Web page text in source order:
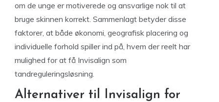
om de unge er motiverede og ansvarlige nok til at
bruge skinnen korrekt. Sammenlagt betyder disse
faktorer, at både økonomi, geografisk placering og
individuelle forhold spiller ind på, hvem der reelt har
mulighed for at få Invisalign som
tandreguleringsløsning.
Alternativer til Invisalign for